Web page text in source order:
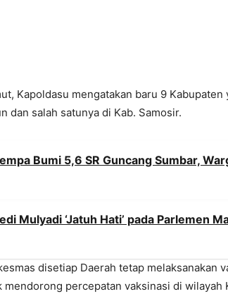
Kapoldasu mengatakan baru 9
dan salah satunya di Kab. Samosir.
Bumi 5,6 SR Guncang Sumbar,
Mulyadi ‘Jatuh Hati’ pada Parlemen
disetiap Daerah tetap melaksanakan
percepatan vaksinasi di wilayah